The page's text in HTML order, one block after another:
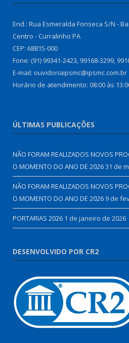
End.: Rua Esmeralda Fonseca S/N -
Centro - Curralinho PA
CEP: 68815-000
Fone: (91) 99341-2423, 99168-3299,
E-mail: ouvidoriaipsmc@ipsmc.com.br
Horário de atendimento: 08:00 às
ÚLTIMAS PUBLICAÇÕES
NÃO FORAM REALIZADOS NOVOS
O MOMENTO DO ANO DE 202631 de
NÃO FORAM REALIZADOS NOVOS
O MOMENTO DO ANO DE 2026 9 de
PORTARIAS 2026 1 de janeiro de 2026
DESENVOLVIDO POR CR2